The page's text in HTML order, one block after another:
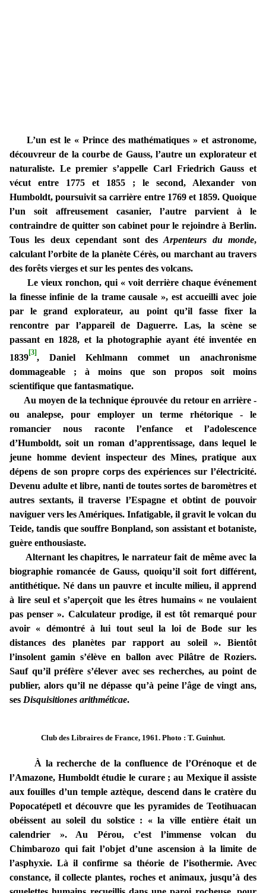
L’un est le « Prince des mathématiques » et astronome,
découvreur de la courbe de Gauss, l’autre un explorateur et
naturaliste. Le premier s’appelle Carl Friedrich Gauss et
vécut entre 1775 et 1855 ; le second, Alexander von
Humboldt, poursuivit sa carrière entre 1769 et 1859. Quoique
l’un soit affreusement casanier, l’autre parvient à le
contraindre de quitter son cabinet pour le rejoindre à Berlin.
Tous les deux cependant sont desArpenteurs du monde,
calculant l’orbite de la planète Cérès, ou marchant au travers
des forêts vierges et sur les pentes des volcans.
Le vieux ronchon, qui « voit derrière chaque événement
la finesse infinie de la trame causale », est accueilli avec joie
par le grand explorateur, au point qu’il fasse fixer la
rencontre par l’appareil de Daguerre. Las, la scène se
passant en 1828, et la photographie ayant été inventée en
1839[3], Daniel Kehlmann commet un anachronisme
dommageable ; à moins que son propos soit moins
scientifique que fantasmatique.
Au moyen de la technique éprouvée du retour en arrière -
ou analepse, pour employer un terme rhétorique - le
romancier nous raconte l’enfance et l’adolescence
d’Humboldt, soit un roman d’apprentissage, dans lequel le
jeune homme devient inspecteur des Mines, pratique aux
dépens de son propre corps des expériences sur l’électricité.
Devenu adulte et libre, nanti de toutes sortes de baromètres et
autres sextants, il traverse l’Espagne et obtint de pouvoir
naviguer vers les Amériques. Infatigable, il gravit le volcan du
Teide, tandis que souffre Bonpland, son assistant et botaniste,
guère enthousiaste.
Alternant les chapitres, le narrateur fait de même avec la
biographie romancée de Gauss, quoiqu’il soit fort différent,
antithétique. Né dans un pauvre et inculte milieu, il apprend
à lire seul et s’aperçoit que les êtres humains « ne voulaient
pas penser ». Calculateur prodige, il est tôt remarqué pour
avoir « démontré à lui tout seul la loi de Bode sur les
distances des planètes par rapport au soleil ». Bientôt
l’insolent gamin s’élève en ballon avec Pilâtre de Roziers.
Sauf qu’il préfère s’élever avec ses recherches, au point de
publier, alors qu’il ne dépasse qu’à peine l’âge de vingt ans,
ses Disquisitiones arithméticae.
Club des Libraires de France, 1961. Photo : T. Guinhut.
À la recherche de la confluence de l’Orénoque et de
l’Amazone, Humboldt étudie le curare ; au Mexique il assiste
aux fouilles d’un temple aztèque, descend dans le cratère du
Popocatépetl et découvre que les pyramides de Teotihuacan
obéissent au soleil du solstice : « la ville entière était un
calendrier ». Au Pérou, c’est l’immense volcan du
Chimbarozo qui fait l’objet d’une ascension à la limite de
l’asphyxie. Là il confirme sa théorie de l’isothermie. Avec
constance, il collecte plantes, roches et animaux, jusqu’à des